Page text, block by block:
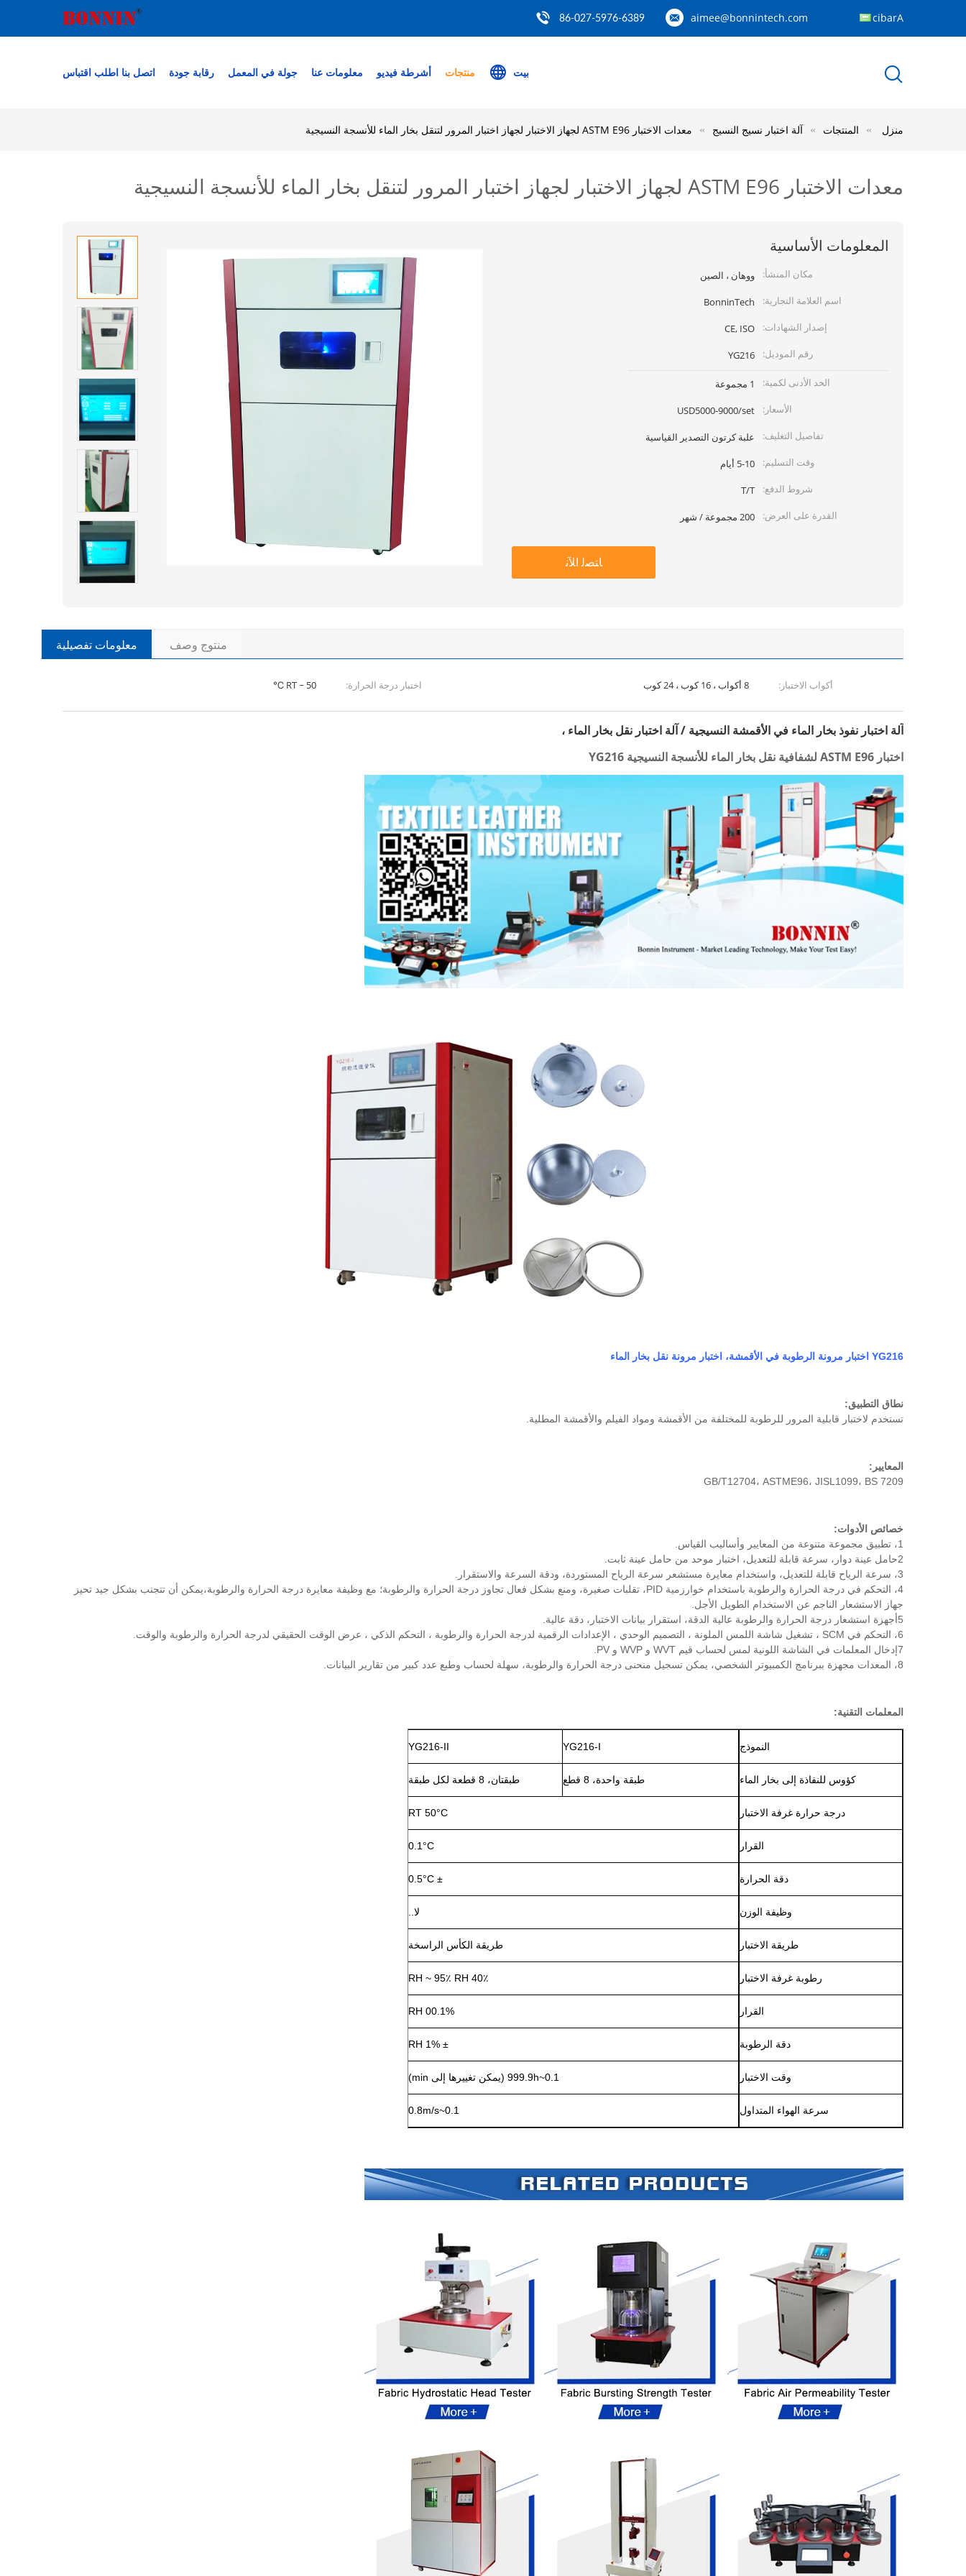
aimee@bonnintech.com
86-027-5976-6389 Arabic
بيت منتجات أشرطة فيديو معلومات عنا جولة في المعمل رقابة جودة اتصل بنا اطلب اقتباس
منزل المنتجات آلة اختبار نسيج النسيج معدات الاختبار ASTM E96 لجهاز الاختبار لجهاز اختبار المرور لتنقل بخار الماء للأنسجة النسيجية
معدات الاختبار ASTM E96 لجهاز الاختبار لجهاز اختبار المرور لتنقل بخار الماء للأنسجة النسيجية
المعلومات الأساسية
مكان المنشأ:
ووهان ، الصين
اسم العلامة التجارية:
BonninTech
إصدار الشهادات:
CE, ISO
رقم الموديل:
YG216
الحد الأدنى لكمية:
1 مجموعة
الأسعار:
USD5000-9000/set
تفاصيل التغليف:
علبة كرتون التصدير القياسية
وقت التسليم:
5-10 أيام
شروط الدفع:
T/T
القدرة على العرض:
200 مجموعة / شهر
ﺎﺘﺼﻟ ﺍﻶﻧ
معلومات تفصيلية منتوج وصف
أكواب الاختبار: 8 أكواب ، 16 كوب ، 24 كوب اختبار درجة الحرارة: RT ~ 50 ℃
آلة اختبار نفوذ بخار الماء في الأقمشة النسيجية / آلة اختبار نقل بخار الماء ،
اختبار ASTM E96 لشفافية نقل بخار الماء للأنسجة النسيجية YG216
YG216 اختبار مرونة الرطوبة في الأقمشة، اختبار مرونة نقل بخار الماء
نطاق التطبيق:
تستخدم لاختبار قابلية المرور للرطوبة للمختلفة من الأقمشة ومواد الفيلم والأقمشة المطلية.
المعايير:
GB/T12704، ASTME96، JISL1099، BS 7209
خصائص الأدوات:
1، تطبيق مجموعة متنوعة من المعايير وأساليب القياس.
2حامل عينة دوار، سرعة قابلة للتعديل، اختبار موحد من حامل عينة ثابت.
3، سرعة الرياح قابلة للتعديل، واستخدام معايرة مستشعر سرعة الرياح المستوردة، ودقة السرعة والاستقرار.
4، التحكم في درجة الحرارة والرطوبة باستخدام خوارزمية PID، تقلبات صغيرة، ومنع بشكل فعال تجاوز درجة الحرارة والرطوبة؛ مع وظيفة معايرة درجة الحرارة والرطوبة،يمكن أن تتجنب بشكل جيد تحيز
جهاز الاستشعار الناجم عن الاستخدام الطويل الأجل.
5أجهزة استشعار درجة الحرارة والرطوبة عالية الدقة، استقرار بيانات الاختبار، دقة عالية.
6، التحكم في SCM ، تشغيل شاشة اللمس الملونة ، التصميم الوحدي ، الإعدادات الرقمية لدرجة الحرارة والرطوبة ، التحكم الذكي ، عرض الوقت الحقيقي لدرجة الحرارة والرطوبة والوقت.
7إدخال المعلمات في الشاشة اللونية لمس لحساب قيم WVT و WVP و PV.
8، المعدات مجهزة ببرنامج الكمبيوتر الشخصي، يمكن تسجيل منحنى درجة الحرارة والرطوبة، سهلة لحساب وطبع عدد كبير من تقارير البيانات.
المعلمات التقنية:
النموذج YG216-I
YG216-II
كؤوس للنفاذة إلى بخار الماء طبقة واحدة، 8 قطع طبقتان، 8 قطعة لكل طبقة
درجة حرارة غرفة الاختبار RT 50°C
القرار 0.1 °C
دقة الحرارة ± 0.5
°C
وظيفة الوزن لا..
طريقة الاختبار طريقة الكأس الراسخة
رطوبة غرفة الاختبار 40٪ RH ~ 95٪ RH
القرار 00.1% RH
دقة الرطوبة ± 1% RH
وقت الاختبار 0.1~999.9h (يمكن تغييرها إلى min)
سرعة الهواء المتداول 0.1~0.8m/s